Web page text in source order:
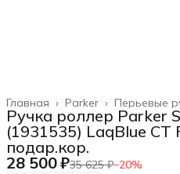
Перьевые
Parker ›
Главная ›
Ручка роллер Parker
(1931535) LaqBlue CT
подар.кор.
28 500 ₽35 625 ₽−20%